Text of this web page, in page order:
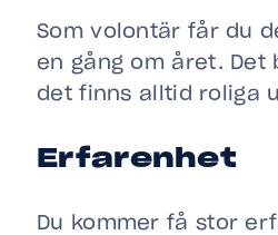
Som volontär får du
en gång om året.
det finns alltid roliga
Erfarenhet
Du kommer få stor